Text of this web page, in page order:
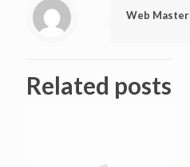
Web Master
Related posts